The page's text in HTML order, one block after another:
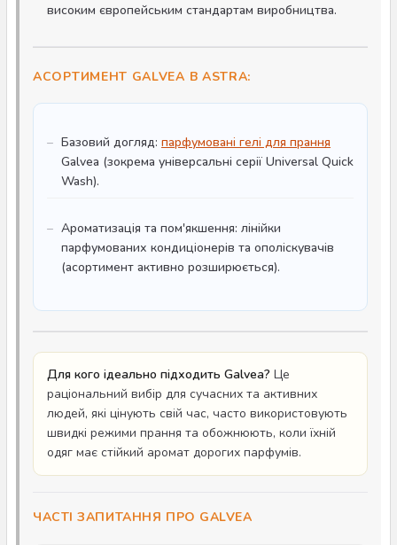
високим європейським стандартам виробництва.
АСОРТИМЕНТ GALVEA В ASTRA:
Базовий догляд: парфумовані гелі для прання
Galvea (зокрема універсальні серії Universal Quick
Wash).
Ароматизація та пом'якшення: лінійки
парфумованих кондиціонерів та ополіскувачів
(асортимент активно розширюється).
Для кого ідеально підходить Galvea? Це
раціональний вибір для сучасних та активних
людей, які цінують свій час, часто використовують
швидкі режими прання та обожнюють, коли їхній
одяг має стійкий аромат дорогих парфумів.
ЧАСТІ ЗАПИТАННЯ ПРО GALVEA